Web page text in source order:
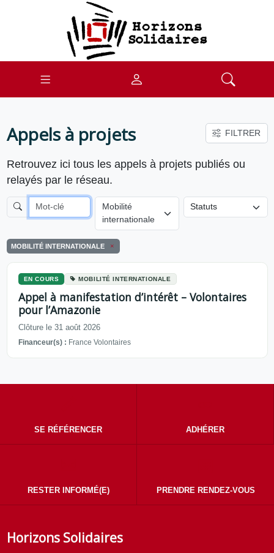
Appels à projets FILTRER
Retrouvez ici tous les appels à projets publiés ou
relayés par le réseau.
Mobilité
internationale
MOBILITÉ INTERNATIONALE
EN COURS MOBILITÉ INTERNATIONALE
Appel à manifestation d’intérêt – Volontaires
pour l’Amazonie
Clôture le 31 août 2026
Financeur(s) : France Volontaires
SE RÉFÉRENCER ADHÉRER
RESTER INFORMÉ(E) PRENDRE RENDEZ-VOUS
Horizons Solidaires